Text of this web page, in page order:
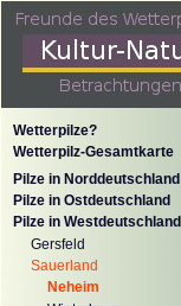
Wetterpilze?
Wetterpilz-Gesamtkarte
Pilze in Norddeutschland
Pilze in Ostdeutschland
Pilze in Westdeutschland
Gersfeld
Sauerland
Neheim